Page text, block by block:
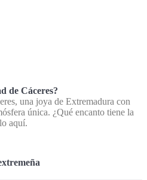
de Cáceres?
una joya de Extremadura con
única. ¿Qué encanto tiene la
aquí.